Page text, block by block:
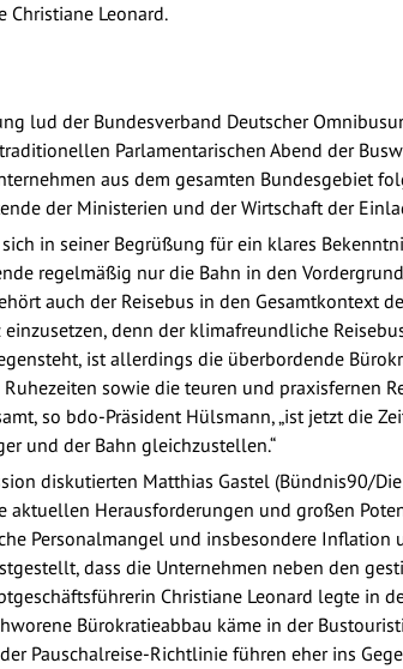
Christiane Leonard.
lud der Bundesverband Deutscher
Parlamentarischen Abend der
aus dem gesamten Bundesgebiet
der Ministerien und der Wirtschaft der
in seiner Begrüßung für ein klares
regelmäßig nur die Bahn in den
auch der Reisebus in den Gesamtkontext
denn der klimafreundliche
ist allerdings die überbordende
Ruhezeiten sowie die teuren und praxisfernen
so bdo-Präsident Hülsmann, „ist jetzt die
und der Bahn gleichzustellen.“
diskutierten Matthias Gastel (Bündnis90/
aktuellen Herausforderungen und großen
Personalmangel und insbesondere Inflation
dass die Unternehmen neben den
Christiane Leonard legte in
Bürokratieabbau käme in der
Pauschalreise-Richtlinie führen eher ins